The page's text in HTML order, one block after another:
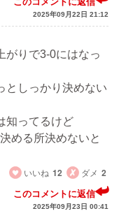
2025年09月22日 21:12
がりで3-0にはなっ
としっかり決めない
知ってるけど
める所決めないと
いいね 12 ダメ 2
このコメントに返信
2025年09月23日 00:41